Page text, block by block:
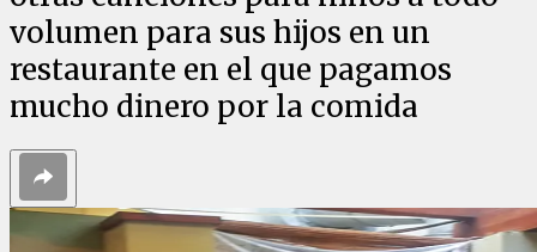
volumen para sus hijos en un
restaurante en el que pagamos
mucho dinero por la comida